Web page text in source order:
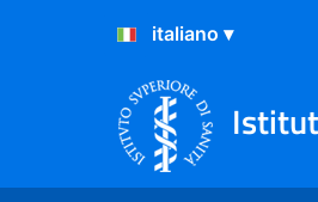
Salta al Contenuto
Salta al Footer